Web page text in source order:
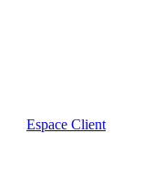
Espace Client